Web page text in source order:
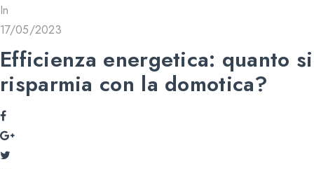
In
17/05/2023
Efficienza energetica: quanto si
risparmia con la domotica?